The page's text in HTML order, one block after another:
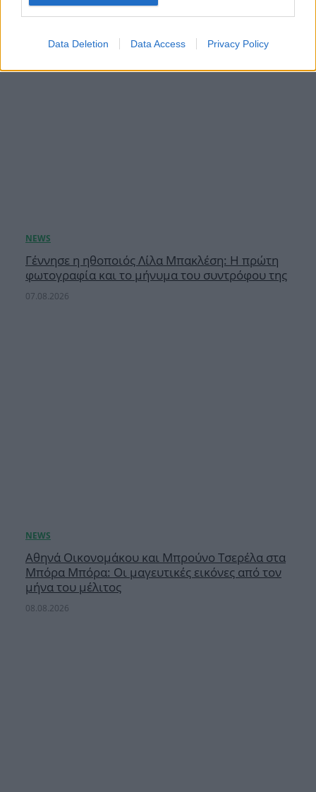
Data Deletion Data Access Privacy Policy
Γέννησε η ηθοποιός Λίλα Μπακλέση: Η πρώτη
φωτογραφία και το μήνυμα του συντρόφου της
07.08.2026
Αθηνά Οικονομάκου και Μπρούνο Τσερέλα στα
Μπόρα Μπόρα: Οι μαγευτικές εικόνες από τον
μήνα του μέλιτος
08.08.2026